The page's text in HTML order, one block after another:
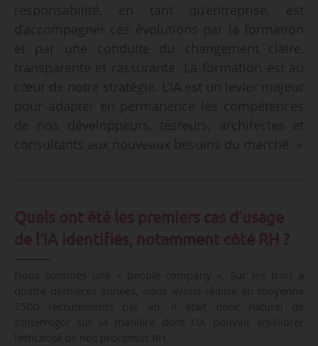
responsabilité, en tant qu’entreprise, est
d’accompagner ces évolutions par la formation
et par une conduite du changement claire,
transparente et rassurante. La formation est au
cœur de notre stratégie. L’IA est un levier majeur
pour adapter en permanence les compétences
de nos développeurs, testeurs, architectes et
consultants aux nouveaux besoins du marché. »
Quels ont été les premiers cas d’usage
de l’IA identifiés, notamment côté RH ?
Nous sommes une « people company ». Sur les trois à
quatre dernières années, nous avons réalisé en moyenne
7500 recrutements par an. Il était donc naturel de
s’interroger sur la manière dont l’IA pouvait améliorer
l’efficacité de nos processus RH.